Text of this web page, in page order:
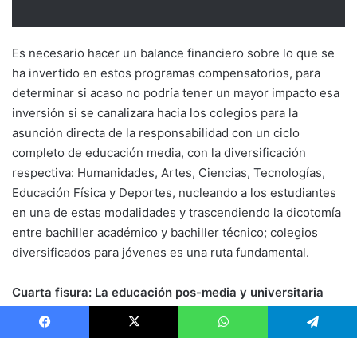
Es necesario hacer un balance financiero sobre lo que se
ha invertido en estos programas compensatorios, para
determinar si acaso no podría tener un mayor impacto esa
inversión si se canalizara hacia los colegios para la
asunción directa de la responsabilidad con un ciclo
completo de educación media, con la diversificación
respectiva: Humanidades, Artes, Ciencias, Tecnologías,
Educación Física y Deportes, nucleando a los estudiantes
en una de estas modalidades y trascendiendo la dicotomía
entre bachiller académico y bachiller técnico; colegios
diversificados para jóvenes es una ruta fundamental.
Cuarta fisura: La educación pos-media y universitaria